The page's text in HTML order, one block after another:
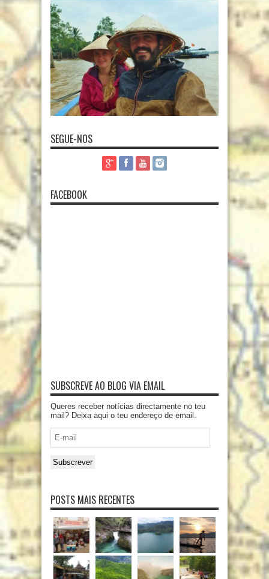
SEGUE-NOS
FACEBOOK
SUBSCREVE AO BLOG VIA EMAIL
Queres receber notícias directamente no teu
mail? Deixa aqui o teu endereço de email.
mail
Subscrever
POSTS MAIS RECENTES